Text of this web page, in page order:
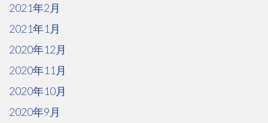
2021年2月
2021年1月
2020年12月
2020年11月
2020年10月
2020年9月